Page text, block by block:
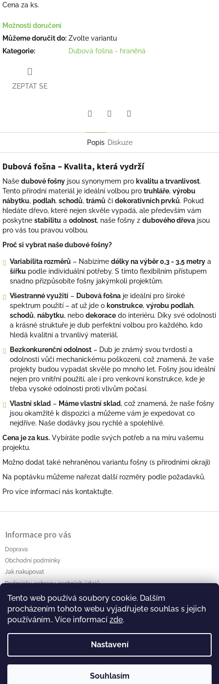
Tento web používá soubory cookie. Dalším
procházením tohoto webu vyjadřujete souhlas s jejich
používáním.. Více informací zde.
Nastavení
Souhlasím
Cena za ks.
Možnosti doručení
Můžeme doručit do: Zvolte variantu
Kategorie: Dubová fošna - hraněná
ZEPTAT SE
Popis Diskuze
Dubová fošna – Kvalita, která vydrží
Naše dubové fošny jsou synonymem pro kvalitu a trvanlivost.
Tento přírodní materiál je ideální volbou pro truhláře, výrobu
nábytku, podlah, schodů, trámů či dekorativních prvků. Pokud
hledáte dřevo, které nejen skvěle vypadá, ale především vám
poskytne stabilitu a odolnost, naše fošny z dubového dřeva jsou
pro vás tou pravou volbou.
Proč si vybrat naše dubové fošny?
Variabilita rozměrů – Nabízíme délky na výběr 0,3 - 3,5 metry a
šířku podle individuální potřeby. S tímto flexibilním přístupem
snadno přizpůsobíte fošny jakýmkoli projektům.
Všestranné využití – Dubová fošna je ideální pro široké
spektrum použití – ať už jde o konstrukce, výrobu podlah,
schodů, nábytku, nebo dekorace do interiéru. Díky své odolnosti
a krásné struktuře je dub perfektní volbou pro každého, kdo
hledá kvalitní a trvanlivý materiál.
Bezkonkurenční odolnost – Dub je známý svou tvrdostí a
odolností vůči mechanickému poškození, což znamená, že vaše
projekty budou vypadat skvěle po mnoho let. Fošny jsou ideální
nejen pro vnitřní použití, ale i pro venkovní konstrukce, kde je
třeba vysoké odolnosti proti vlivům počasí.
Vlastní sklad – Máme vlastní sklad, což znamená, že naše fošny
jsou okamžitě k dispozici a můžeme vám je expedovat co
nejdříve. Naše dodávky jsou rychlé a spolehlivé.
Cena je za kus. Vybíráte podle svých potřeb a na míru vašemu
projektu.
Možno dodat také nehraněnou variantu fošny (s přírodními okraji)
Na poptávku můžeme nařezat další rozměry podle požadavků.
Pro více informací nás kontaktujte.
Informace pro vás
Doprava
Obchodní podmínky
Jak nakupovat
Podmínky ochrany osobních údajů
Polanský AB s.r.o. Myslíkova 4 Pacov 395 01 Ič.: 01464256
Copyright 2026Polansky-eshop